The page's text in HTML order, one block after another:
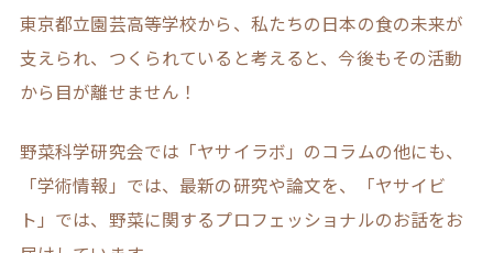
東京都立園芸高等学校から、私たちの日本の食の未来が
支えられ、つくられていると考えると、今後もその活動
から目が離せません！
野菜科学研究会では「ヤサイラボ」のコラムの他にも、
「学術情報」では、最新の研究や論文を、「ヤサイビ
ト」では、野菜に関するプロフェッショナルのお話をお